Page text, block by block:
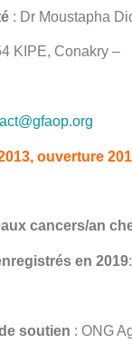
: Dr Moustapha
KIPE, Conakry –
ouverture
cancers/an
en 2019
soutien : ONG